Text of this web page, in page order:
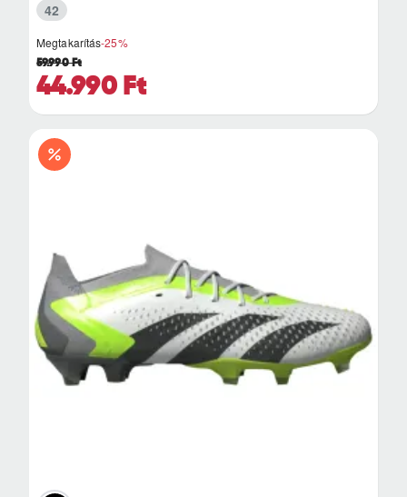
Megtakarítás-25%
44.990 Ft
59.990 Ft
42